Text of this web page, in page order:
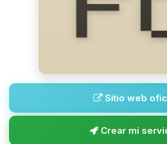
Sitio web
Crear mi